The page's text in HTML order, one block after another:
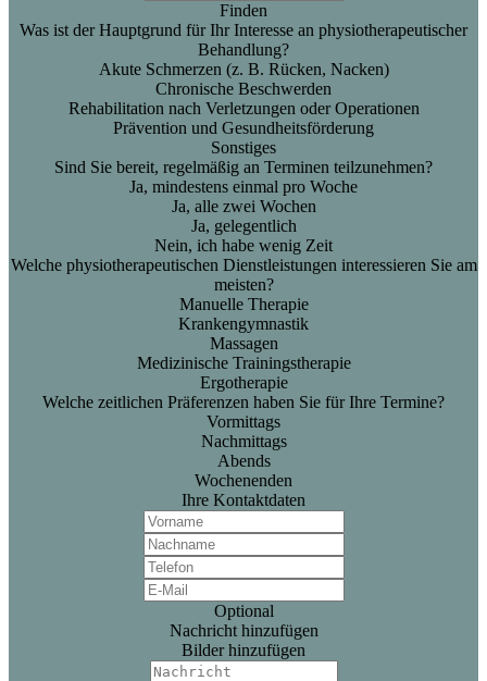
Finden
Was ist der Hauptgrund für Ihr Interesse an physiotherapeutischer
Behandlung?
Akute Schmerzen (z. B. Rücken, Nacken)
Chronische Beschwerden
Rehabilitation nach Verletzungen oder Operationen
Prävention und Gesundheitsförderung
Sonstiges
Sind Sie bereit, regelmäßig an Terminen teilzunehmen?
Ja, mindestens einmal pro Woche
Ja, alle zwei Wochen
Ja, gelegentlich
Nein, ich habe wenig Zeit
Welche physiotherapeutischen Dienstleistungen interessieren Sie am
meisten?
Manuelle Therapie
Krankengymnastik
Massagen
Medizinische Trainingstherapie
Ergotherapie
Welche zeitlichen Präferenzen haben Sie für Ihre Termine?
Vormittags
Nachmittags
Abends
Wochenenden
Ihre Kontaktdaten
Optional
Nachricht hinzufügen
Bilder hinzufügen